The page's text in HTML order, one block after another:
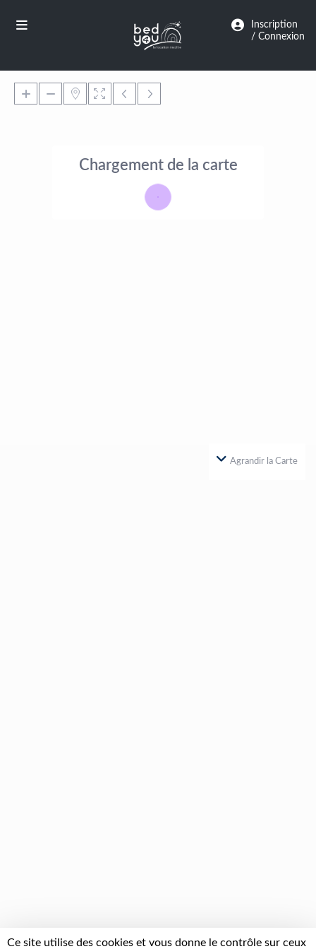
Inscription
/ Connexion
Chargement de la carte
Agrandir la Carte
Ce site utilise des cookies et vous donne le contrôle sur ceux